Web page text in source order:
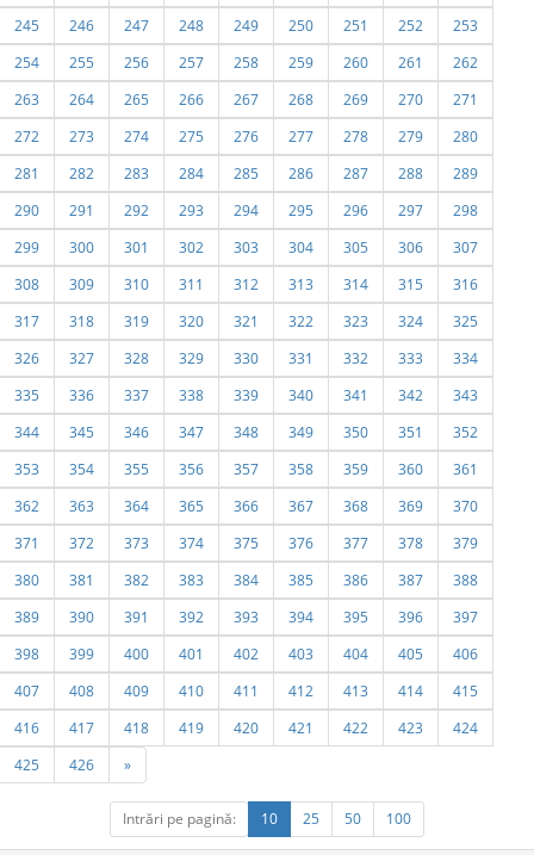
245
246 247 248 249 250 251 252
253
254
255 256 257 258 259 260 261
262
263
264 265 266 267 268 269 270
271
272
273 274 275 276 277 278 279
280
281
282 283 284 285 286 287 288
289
290
291 292 293 294 295 296 297
298
299
300 301 302 303 304 305 306
307
308
309 310 311 312 313 314 315
316
317
318 319 320 321 322 323 324
325
326
327 328 329 330 331 332 333
334
335
336 337 338 339 340 341 342
343
344
345 346 347 348 349 350 351
352
353
354 355 356 357 358 359 360
361
362
363 364 365 366 367 368 369
370
371
372 373 374 375 376 377 378
379
380
381 382 383 384 385 386 387
388
389
390 391 392 393 394 395 396
397
398
399 400 401 402 403 404 405
406
407
408 409 410 411 412 413 414
415
416
417 418 419 420 421 422 423
424
425
426 »
Intrări pe pagină: 10 25 50 100